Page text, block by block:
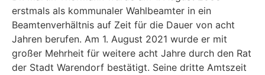
erstmals als kommunaler Wahlbeamter in ein
Beamtenverhältnis auf Zeit für die Dauer von acht
Jahren berufen. Am 1. August 2021 wurde er mit
großer Mehrheit für weitere acht Jahre durch den Rat
der Stadt Warendorf bestätigt. Seine dritte Amtszeit